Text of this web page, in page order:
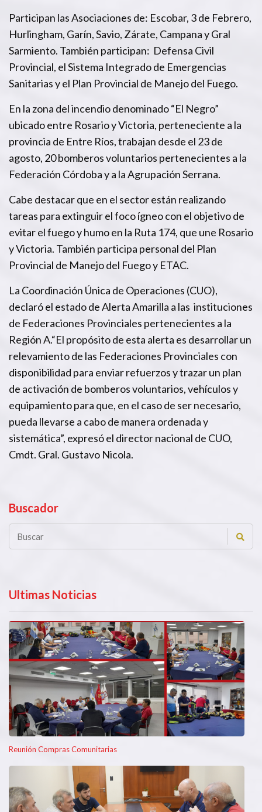
Participan las Asociaciones de: Escobar, 3 de Febrero,
Hurlingham, Garín, Savio, Zárate, Campana y Gral
Sarmiento. También participan: Defensa Civil
Provincial, el Sistema Integrado de Emergencias
Sanitarias y el Plan Provincial de Manejo del Fuego.
En la zona del incendio denominado “El Negro”
ubicado entre Rosario y Victoria, perteneciente a la
provincia de Entre Ríos, trabajan desde el 23 de
agosto, 20 bomberos voluntarios pertenecientes a la
Federación Córdoba y a la Agrupación Serrana.
Cabe destacar que en el sector están realizando
tareas para extinguir el foco ígneo con el objetivo de
evitar el fuego y humo en la Ruta 174, que une Rosario
y Victoria. También participa personal del Plan
Provincial de Manejo del Fuego y ETAC.
La Coordinación Única de Operaciones (CUO),
declaró el estado de Alerta Amarilla a las instituciones
de Federaciones Provinciales pertenecientes a la
Región A.“El propósito de esta alerta es desarrollar un
relevamiento de las Federaciones Provinciales con
disponibilidad para enviar refuerzos y trazar un plan
de activación de bomberos voluntarios, vehículos y
equipamiento para que, en el caso de ser necesario,
pueda llevarse a cabo de manera ordenada y
sistemática”, expresó el director nacional de CUO,
Cmdt. Gral. Gustavo Nicola.
Buscador
Ultimas Noticias
Reunión Compras Comunitarias